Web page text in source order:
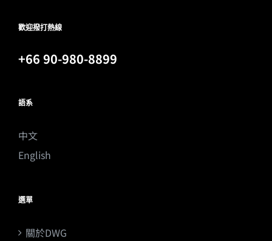
歡迎撥打熱線
+66 90-980-8899
語系
中文
English
選單
關於DWG